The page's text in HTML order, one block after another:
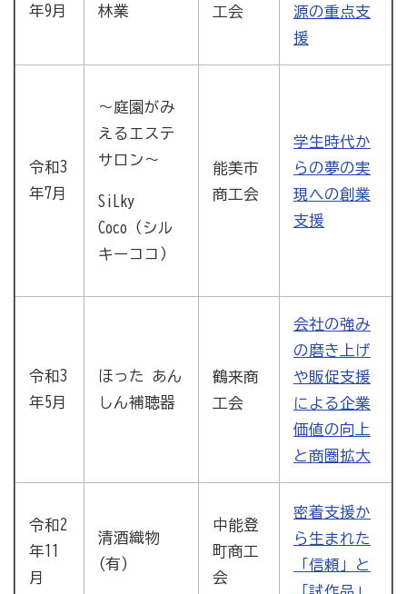
年9月
林業
工会
源の重点支
援
令和3
年7月
～庭園がみ
えるエステ
サロン～
SiLky
Coco（シル
キーココ）
能美市
商工会
学生時代か
らの夢の実
現への創業
支援
令和3
年5月
ほった あん
しん補聴器
鶴来商
工会
会社の強み
の磨き上げ
や販促支援
による企業
価値の向上
と商圏拡大
令和2
年11
月
清酒織物
(有)
中能登
町商工
会
密着支援か
ら生まれた
「信頼」と
「試作品」